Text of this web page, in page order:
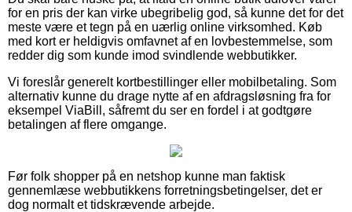
for en pris der kan virke ubegribelig god, så kunne det for det
meste være et tegn på en uærlig online virksomhed. Køb
med kort er heldigvis omfavnet af en lovbestemmelse, som
redder dig som kunde imod svindlende webbutikker.
Vi foreslår generelt kortbestillinger eller mobilbetaling. Som
alternativ kunne du drage nytte af en afdragsløsning fra for
eksempel ViaBill, såfremt du ser en fordel i at godtgøre
betalingen af flere omgange.
Før folk shopper på en netshop kunne man faktisk
gennemlæse webbutikkens forretningsbetingelser, det er
dog normalt et tidskrævende arbejde.